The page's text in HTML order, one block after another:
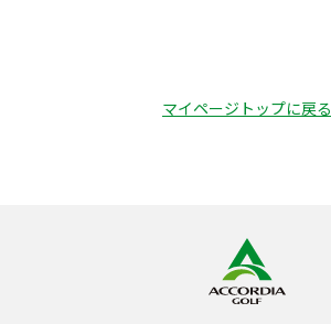
マイページトップに戻る